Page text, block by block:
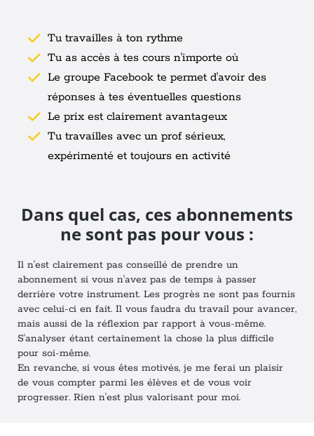
Tu travailles à ton rythme
Tu as accès à tes cours n'importe où
Le groupe Facebook te permet d'avoir des
réponses à tes éventuelles questions
Le prix est clairement avantageux
Tu travailles avec un prof sérieux,
expérimenté et toujours en activité
Dans quel cas, ces abonnements
ne sont pas pour vous :
Il n'est clairement pas conseillé de prendre un
abonnement si vous n'avez pas de temps à passer
derrière votre instrument. Les progrès ne sont pas fournis
avec celui-ci en fait. Il vous faudra du travail pour avancer,
mais aussi de la réflexion par rapport à vous-même.
S'analyser étant certainement la chose la plus difficile
pour soi-même.
En revanche, si vous êtes motivés, je me ferai un plaisir
de vous compter parmi les élèves et de vous voir
progresser. Rien n'est plus valorisant pour moi.